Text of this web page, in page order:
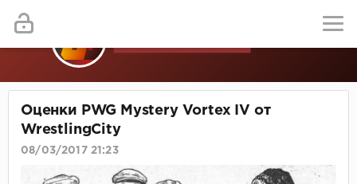
Оценки PWG Mystery Vortex IV от
WrestlingCity
08/03/2017 21:23